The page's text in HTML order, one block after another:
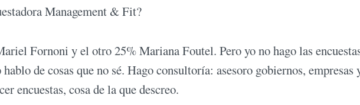
Management & Fit?
Fornoni y el otro 25% Mariana Foutel. Pero yo no hago las
de cosas que no sé. Hago consultoría: asesoro gobiernos, empresas
encuestas, cosa de la que descreo.